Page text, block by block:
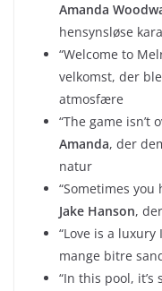
Amanda
hensynsløse
“Welcome to
velkomst, der
atmosfære
“The game isn’t
Amanda, der
natur
“Sometimes
Jake Hanson,
“Love is a luxury
mange bitre
“In this pool,